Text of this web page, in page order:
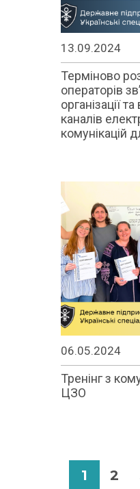
13.09.2024
Терміново
операторів
організації
каналів
комунікацій
06.05.2024
Тренінг з
ЦЗО
1 2